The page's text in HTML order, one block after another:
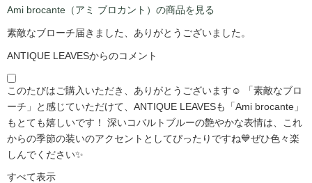
Ami brocante（アミ ブロカント）の商品を見る
素敵なブローチ届きました、ありがとうございました。
ANTIQUE LEAVESからのコメント
このたびはご購入いただき、ありがとうございます☺️ 「素敵なブロ
ーチ」と感じていただけて、ANTIQUE LEAVESも「Ami brocante」
もとても嬉しいです！ 深いコバルトブルーの艶やかな表情は、これ
からの季節の装いのアクセントとしてぴったりですね💙ぜひ色々楽
しんでください✨
すべて表示